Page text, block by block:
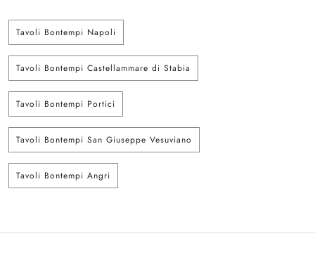
Tavoli Bontempi Napoli
Tavoli Bontempi Castellammare di Stabia
Tavoli Bontempi Portici
Tavoli Bontempi San Giuseppe Vesuviano
Tavoli Bontempi Angri